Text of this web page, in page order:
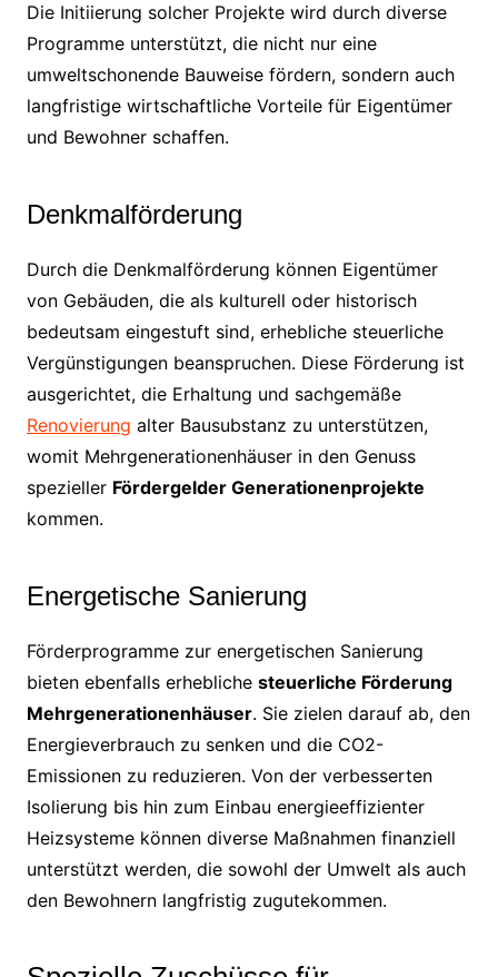
Die Initiierung solcher Projekte wird durch diverse
Programme unterstützt, die nicht nur eine
umweltschonende Bauweise fördern, sondern auch
langfristige wirtschaftliche Vorteile für Eigentümer
und Bewohner schaffen.
Denkmalförderung
Durch die Denkmalförderung können Eigentümer
von Gebäuden, die als kulturell oder historisch
bedeutsam eingestuft sind, erhebliche steuerliche
Vergünstigungen beanspruchen. Diese Förderung ist
ausgerichtet, die Erhaltung und sachgemäße
Renovierung alter Bausubstanz zu unterstützen,
womit Mehrgenerationenhäuser in den Genuss
spezieller Fördergelder Generationenprojekte
kommen.
Energetische Sanierung
Förderprogramme zur energetischen Sanierung
bieten ebenfalls erhebliche steuerliche Förderung
Mehrgenerationenhäuser. Sie zielen darauf ab, den
Energieverbrauch zu senken und die CO2-
Emissionen zu reduzieren. Von der verbesserten
Isolierung bis hin zum Einbau energieeffizienter
Heizsysteme können diverse Maßnahmen finanziell
unterstützt werden, die sowohl der Umwelt als auch
den Bewohnern langfristig zugutekommen.